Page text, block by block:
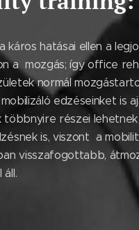
káros hatásai ellen a
a mozgás; így office
normál
edzéseinket is
többnyire részei lehetnek
is, viszont a
visszafogottabb,